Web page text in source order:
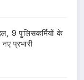
9 पुलिसकर्मियों के
प्रभारी